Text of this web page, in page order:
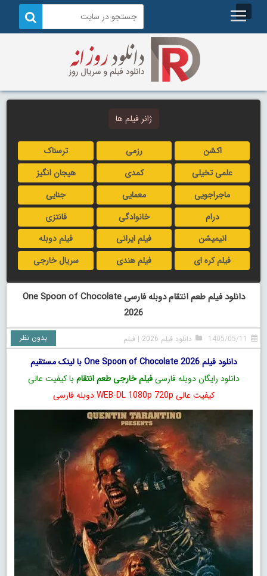
ژانر فیلم ها
اکشن رزمی
ترسناک
علمی تخیلی
کمدی
هیجان انگیز
ماجراجویی
معمایی
جنایی
درام
خانوادگی
فانتزی
انیمیشن
فیلم ایرانی
فیلم دوبله
فیلم کره ای
فیلم هندی سریال خارجی
دانلود فیلم طعم انتقام دوبله فارسی One Spoon of Chocolate
2026
1405/05/11 دانلود فیلم 2026 |فیلم بدون نظر
دانلود فیلم One Spoon of Chocolate 2026 با لینک مستقیم
دانلود رایگان دوبله فارسیفیلم خارجی طعم انتقام با کیفیت عالی
کیفیت عالی WEB-DL 1080p 720p دوبله فارسی